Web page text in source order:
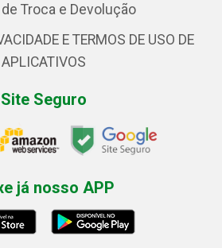
Troca e Devolução
E TERMOS DE USO DE
APLICATIVOS
Site Seguro
já nosso APP